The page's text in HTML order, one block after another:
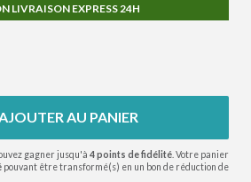
LIVRAISON EXPRESS 24H
AU PANIER
gagner jusqu'à 4points de fidélité . Votre panier
pouvant être transformé(s) en un bon de réduction de